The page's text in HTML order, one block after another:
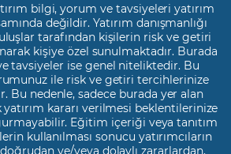
bilgi, yorum ve tavsiyeleri yatırım
değildir. Yatırım danışmanlığı
tarafından kişilerin risk ve getiri
kişiye özel sunulmaktadır. Burada
tavsiyeler ise genel niteliktedir. Bu
ile risk ve getiri tercihlerinize
Bu nedenle, sadece burada yer alan
kararı verilmesi beklentilerinize
Eğitim içeriği veya tanıtım
kullanılması sonucu yatırımcıların
ve/veya dolaylı zararlardan,